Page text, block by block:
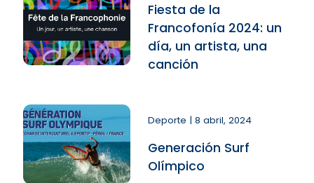
Fiesta de la
Francofonía 2024: un
día, un artista, una
canción
Deporte | 8 abril, 2024
Generación Surf
Olímpico